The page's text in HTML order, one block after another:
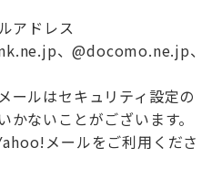
レス
@docomo.ne.jp、
キュリティ設定の
ないことがございます。
ルをご利用くださ